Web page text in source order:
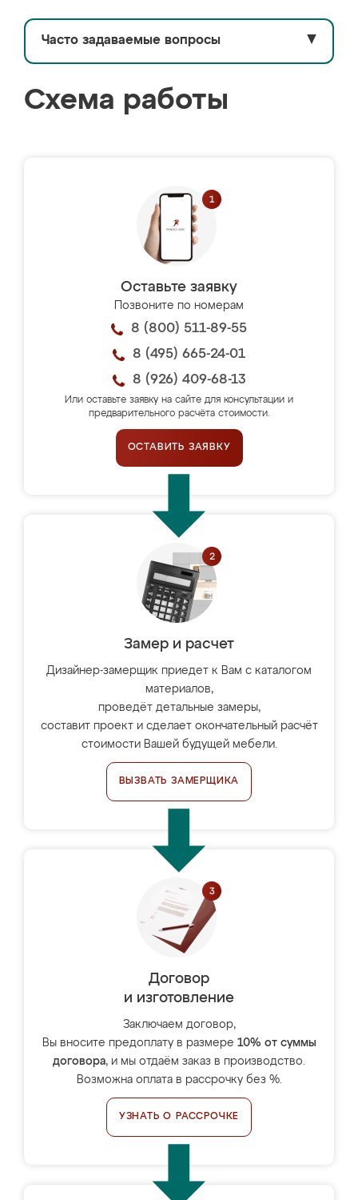
Часто задаваемые вопросы ▼
Схема работы
Оставьте заявку
Позвоните по номерам
8 (800) 511-89-55
8 (495) 665-24-01
8 (926) 409-68-13
Или оставьте заявку на сайте для консультации и
предварительного расчёта стоимости.
ОСТАВИТЬ ЗАЯВКУ
Замер и расчет
Дизайнер-замерщик приедет к Вам с каталогом
материалов,
проведёт детальные замеры,
составит проект и сделает окончательный расчёт
стоимости Вашей будущей мебели.
ВЫЗВАТЬ ЗАМЕРЩИКА
Договор
и изготовление
Заключаем договор,
Вы вносите предоплату в размере 10% от суммы
договора, и мы отдаём заказ в производство.
Возможна оплата в рассрочку без %.
УЗНАТЬ О РАССРОЧКЕ